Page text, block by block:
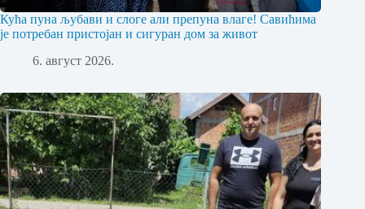
Кућа пуна љубави и слоге али препуна влаге! Савићима
је потребан пристојан и сигуран дом за живот
6. август 2026.